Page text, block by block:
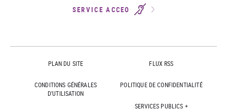
SERVICE ACCEO
PLAN DU SITE FLUX RSS
CONDITIONS GÉNÉRALES
D'UTILISATION
POLITIQUE DE CONFIDENTIALITÉ
SERVICES PUBLICS +